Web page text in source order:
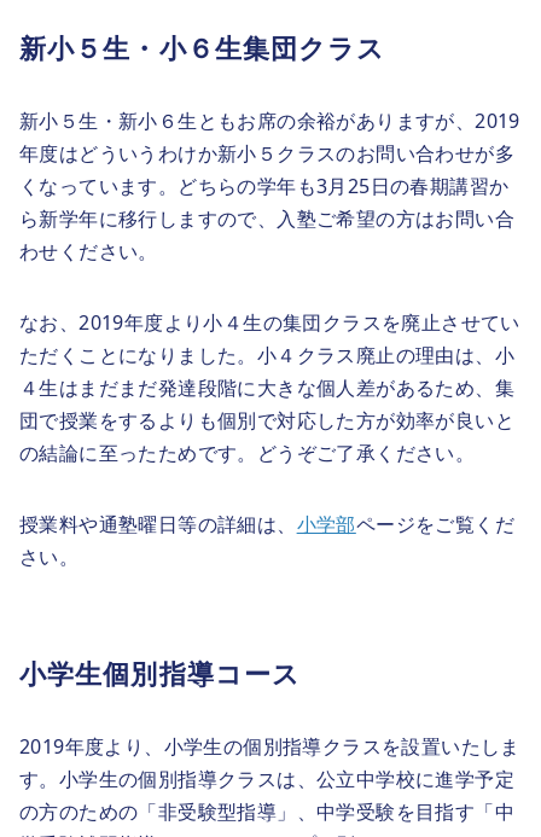
新小５生・小６生集団クラス
新小５生・新小６生ともお席の余裕がありますが、2019
年度はどういうわけか新小５クラスのお問い合わせが多
くなっています。どちらの学年も3月25日の春期講習か
ら新学年に移行しますので、入塾ご希望の方はお問い合
わせください。
なお、2019年度より小４生の集団クラスを廃止させてい
ただくことになりました。小４クラス廃止の理由は、小
４生はまだまだ発達段階に大きな個人差があるため、集
団で授業をするよりも個別で対応した方が効率が良いと
の結論に至ったためです。どうぞご了承ください。
授業料や通塾曜日等の詳細は、 小学部ページをご覧くだ
さい。
小学生個別指導コース
2019年度より、小学生の個別指導クラスを設置いたしま
す。小学生の個別指導クラスは、公立中学校に進学予定
の方のための「非受験型指導」、中学受験を目指す「中